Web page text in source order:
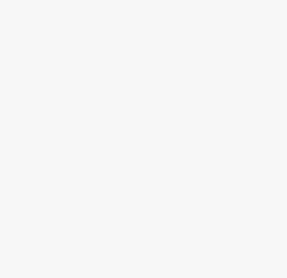
Coupe de